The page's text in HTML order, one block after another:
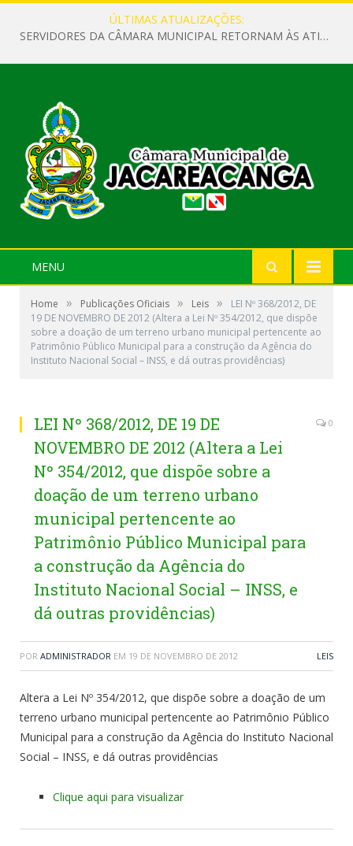
ÚLTIMAS ATUALIZAÇÕES:
SERVIDORES DA CÂMARA MUNICIPAL RETORNAM ÀS ATIVIDADES APÓS O RECESSO PARLAMENTAR
MENU
Home » Publicações Oficiais » Leis »
LEI Nº 368/2012, DE
19 DE NOVEMBRO DE 2012 (Altera a Lei Nº 354/2012, que dispõe
sobre a doação de um terreno urbano municipal pertencente ao
Patrimônio Público Municipal para a construção da Agência do
Instituto Nacional Social – INSS, e dá outras providências)
LEI Nº 368/2012, DE 19 DE
NOVEMBRO DE 2012 (Altera a Lei
Nº 354/2012, que dispõe sobre a
doação de um terreno urbano
municipal pertencente ao
Patrimônio Público Municipal para
a construção da Agência do
Instituto Nacional Social – INSS, e
dá outras providências)
0
POR ADMINISTRADOR EM 19 DE NOVEMBRO DE 2012 LEIS
Altera a Lei Nº 354/2012, que dispõe sobre a doação de um
terreno urbano municipal pertencente ao Patrimônio Público
Municipal para a construção da Agência do Instituto Nacional
Social – INSS, e dá outras providências
Clique aqui para visualizar